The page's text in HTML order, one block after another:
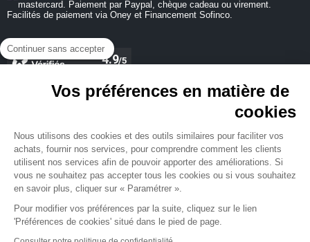
Continuer sans accepter
Vos préférences en matière de
cookies
Nous utilisons des cookies et des outils similaires pour faciliter vos
achats, fournir nos services, pour comprendre comment les clients
utilisent nos services afin de pouvoir apporter des améliorations. Si
vous ne souhaitez pas accepter tous les cookies ou si vous souhaitez
en savoir plus, cliquer sur « Paramétrer ».
Pour modifier vos préférences par la suite, cliquez sur le lien
'Préférences de cookies' situé dans le pied de page.
NEWSLETTER